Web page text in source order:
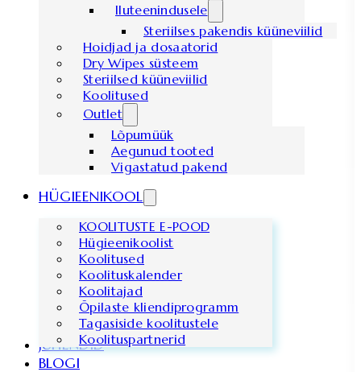
Iluteenindusele
Steriilses pakendis küüneviilid
Hoidjad ja dosaatorid
Dry Wipes süsteem
Steriilsed küüneviilid
Koolitused
Outlet
Lõpumüük
Aegunud tooted
Vigastatud pakend
HÜGIEENIKOOL
KOOLITUSTE E-POOD
Hügieenikoolist
Koolitused
Koolituskalender
Koolitajad
Õpilaste kliendiprogramm
Tagasiside koolitustele
Koolituspartnerid
JUHENDID
BLOGI